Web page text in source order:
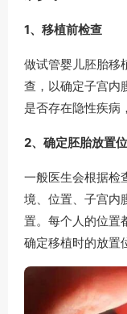
1、移植前检查
做试管婴儿胚胎移
查，以确定子宫内
是否存在隐性疾病
2、确定胚胎放置
一般医生会根据检
境、位置、子宫内
置。每个人的位置
确定移植时的放置